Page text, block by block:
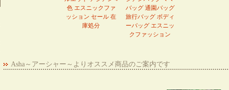
色 エスニックファ
ッション セール 在
庫処分
バッグ 通園バッグ
旅行バッグ ボディ
ーバッグ エスニッ
クファッション
Asha～アーシャー～よりオススメ商品のご案内です